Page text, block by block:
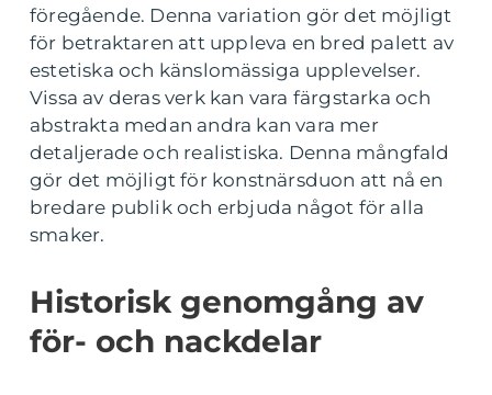
föregående. Denna variation gör det möjligt
för betraktaren att uppleva en bred palett av
estetiska och känslomässiga upplevelser.
Vissa av deras verk kan vara färgstarka och
abstrakta medan andra kan vara mer
detaljerade och realistiska. Denna mångfald
gör det möjligt för konstnärsduon att nå en
bredare publik och erbjuda något för alla
smaker.
Historisk genomgång av
för- och nackdelar